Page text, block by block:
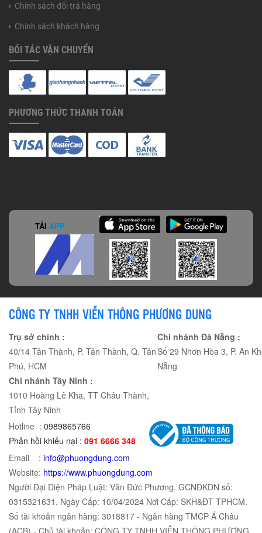
Chính sách đổi trả hàng
Chính sách khách hàng
ĐỐI TÁC VẬN CHUYỂN
PHƯƠNG THỨC THANH TOÁN
TẢI APP
CÔNG TY TNHH VIỄN THÔNG PHƯƠNG DUNG
Trụ sở chính :
40/14 Tân Thành, P. Tân Thành, Q. Tân
Phú, HCM
Chi nhánh Đà Nẵng :
Số 29 Nhơn Hòa 3, P. An
Nẵng
Chi nhánh Tây Ninh :
1010 Hoàng Lê Kha, TT Châu Thành,
Tỉnh Tây Ninh
Hotline : 0989865766
Phản hồi khiếu nại : 091 6666 348
Email : info@phuongdung.com
Website: https://www.phuongdung.com
Người Đại Diện Pháp Luật: Văn Đức Phương. GCNĐKDN số:
0315321631. Ngày Cấp: 10/04/2024 Nơi Cấp: SKH&ĐT TPHCM.
Số tài khoản ngân hàng: 3018817 - Ngân hàng TMCP Á Châu
(ACB) - Chủ tài khoản: CÔNG TY TNHH VIỄN THÔNG PHƯƠNG